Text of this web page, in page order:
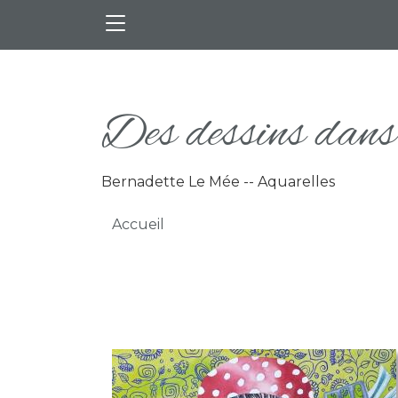
Des dessins
Bernadette Le Mée -- Aquarelles
Fil d'Ariane
Accueil
Photo de l'aquarelle